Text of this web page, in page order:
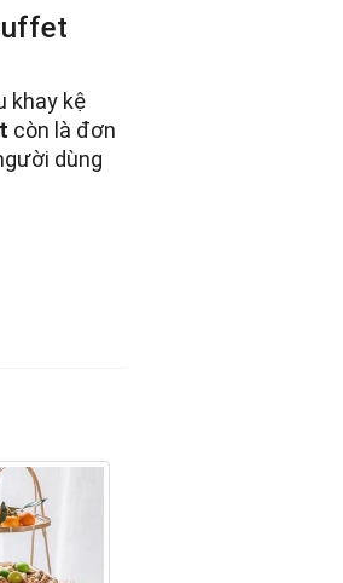
khay kệ
còn là đơn
dùng